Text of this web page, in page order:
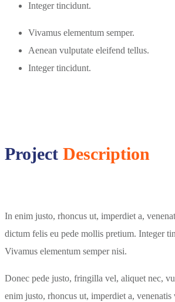
Integer tincidunt.
Vivamus elementum semper.
Aenean vulputate eleifend tellus.
Integer tincidunt.
Project Description
In enim justo, rhoncus ut, imperdiet a,
dictum felis eu pede mollis pretium. Integer
Vivamus elementum semper nisi.
Donec pede justo, fringilla vel, aliquet nec,
enim justo, rhoncus ut, imperdiet a, venenatis